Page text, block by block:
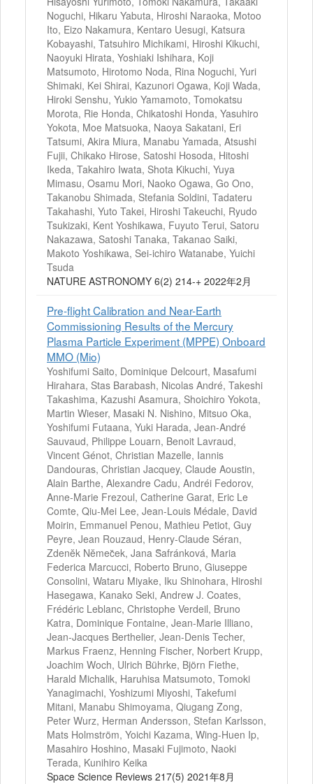
Noguchi, Hikaru Yabuta, Hiroshi Naraoka, Motoo
Ito, Eizo Nakamura, Kentaro Uesugi, Katsura
Kobayashi, Tatsuhiro Michikami, Hiroshi Kikuchi,
Naoyuki Hirata, Yoshiaki Ishihara, Koji
Matsumoto, Hirotomo Noda, Rina Noguchi, Yuri
Shimaki, Kei Shirai, Kazunori Ogawa, Koji Wada,
Hiroki Senshu, Yukio Yamamoto, Tomokatsu
Morota, Rie Honda, Chikatoshi Honda, Yasuhiro
Yokota, Moe Matsuoka, Naoya Sakatani, Eri
Tatsumi, Akira Miura, Manabu Yamada, Atsushi
Fujii, Chikako Hirose, Satoshi Hosoda, Hitoshi
Ikeda, Takahiro Iwata, Shota Kikuchi, Yuya
Mimasu, Osamu Mori, Naoko Ogawa, Go Ono,
Takanobu Shimada, Stefania Soldini, Tadateru
Takahashi, Yuto Takei, Hiroshi Takeuchi, Ryudo
Tsukizaki, Kent Yoshikawa, Fuyuto Terui, Satoru
Nakazawa, Satoshi Tanaka, Takanao Saiki,
Makoto Yoshikawa, Sei-ichiro Watanabe, Yuichi
Tsuda
NATURE ASTRONOMY 6(2) 214-+ 2022年2月
Pre-flight Calibration and Near-Earth
Commissioning Results of the Mercury
Plasma Particle Experiment (MPPE) Onboard
MMO (Mio)
Yoshifumi Saito, Dominique Delcourt, Masafumi
Hirahara, Stas Barabash, Nicolas André, Takeshi
Takashima, Kazushi Asamura, Shoichiro Yokota,
Martin Wieser, Masaki N. Nishino, Mitsuo Oka,
Yoshifumi Futaana, Yuki Harada, Jean-André
Sauvaud, Philippe Louarn, Benoit Lavraud,
Vincent Génot, Christian Mazelle, Iannis
Dandouras, Christian Jacquey, Claude Aoustin,
Alain Barthe, Alexandre Cadu, Andréi Fedorov,
Anne-Marie Frezoul, Catherine Garat, Eric Le
Comte, Qiu-Mei Lee, Jean-Louis Médale, David
Moirin, Emmanuel Penou, Mathieu Petiot, Guy
Peyre, Jean Rouzaud, Henry-Claude Séran,
Zdenĕk Nĕmec̆ek, Jana S̆afránková, Maria
Federica Marcucci, Roberto Bruno, Giuseppe
Consolini, Wataru Miyake, Iku Shinohara, Hiroshi
Hasegawa, Kanako Seki, Andrew J. Coates,
Frédéric Leblanc, Christophe Verdeil, Bruno
Katra, Dominique Fontaine, Jean-Marie Illiano,
Jean-Jacques Berthelier, Jean-Denis Techer,
Markus Fraenz, Henning Fischer, Norbert Krupp,
Joachim Woch, Ulrich Bührke, Björn Fiethe,
Harald Michalik, Haruhisa Matsumoto, Tomoki
Yanagimachi, Yoshizumi Miyoshi, Takefumi
Mitani, Manabu Shimoyama, Qiugang Zong,
Peter Wurz, Herman Andersson, Stefan Karlsson,
Mats Holmström, Yoichi Kazama, Wing-Huen Ip,
Masahiro Hoshino, Masaki Fujimoto, Naoki
Terada, Kunihiro Keika
Space Science Reviews 217(5) 2021年8月